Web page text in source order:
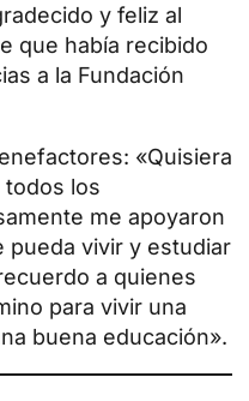
y feliz al
que había recibido
a la Fundación
«Quisiera
todos los
me apoyaron
pueda vivir y estudiar
a quienes
para vivir una
buena educación».